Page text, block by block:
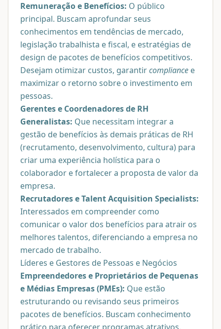
Remuneração e Benefícios: O público
principal. Buscam aprofundar seus
conhecimentos em tendências de mercado,
legislação trabalhista e fiscal, e estratégias de
design de pacotes de benefícios competitivos.
Desejam otimizar custos, garantircompliance e
maximizar o retorno sobre o investimento em
pessoas.
Gerentes e Coordenadores de RH
Generalistas: Que necessitam integrar a
gestão de benefícios às demais práticas de RH
(recrutamento, desenvolvimento, cultura) para
criar uma experiência holística para o
colaborador e fortalecer a proposta de valor da
empresa.
Recrutadores e Talent Acquisition Specialists:
Interessados em compreender como
comunicar o valor dos benefícios para atrair os
melhores talentos, diferenciando a empresa no
mercado de trabalho.
Líderes e Gestores de Pessoas e Negócios
Empreendedores e Proprietários de Pequenas
e Médias Empresas (PMEs): Que estão
estruturando ou revisando seus primeiros
pacotes de benefícios. Buscam conhecimento